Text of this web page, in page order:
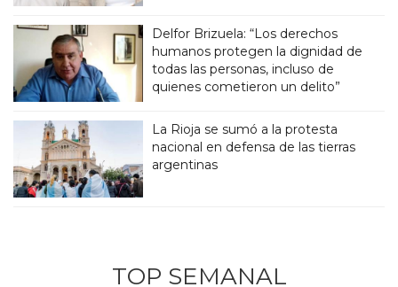
Delfor Brizuela: “Los derechos
humanos protegen la dignidad de
todas las personas, incluso de
quienes cometieron un delito”
La Rioja se sumó a la protesta
nacional en defensa de las tierras
argentinas
TOP SEMANAL